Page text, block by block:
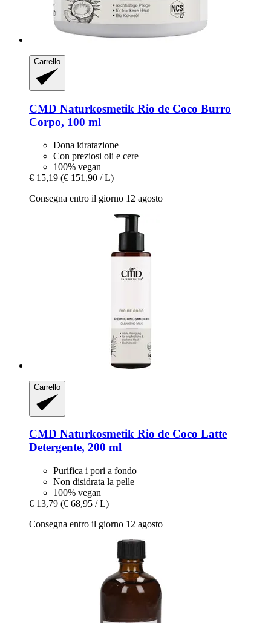
Carrello
CMD Naturkosmetik Rio de Coco Burro
Corpo, 100 ml
Dona idratazione
Con preziosi oli e cere
100% vegan
€ 15,19 (€ 151,90 / L)
Consegna entro il giorno 12 agosto
Carrello
CMD Naturkosmetik Rio de Coco Latte
Detergente, 200 ml
Purifica i pori a fondo
Non disidrata la pelle
100% vegan
€ 13,79 (€ 68,95 / L)
Consegna entro il giorno 12 agosto